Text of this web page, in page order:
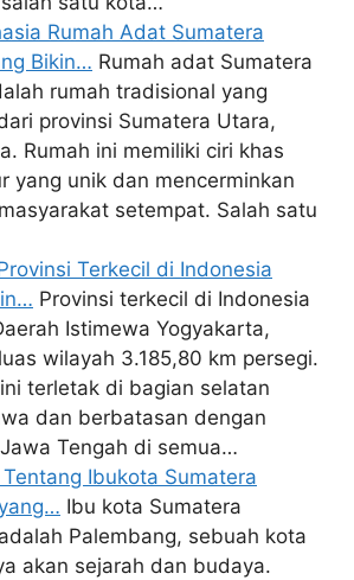
Rumah Adat Sumatera
Bikin… Rumah adat Sumatera
rumah tradisional yang
provinsi Sumatera Utara,
Rumah ini memiliki ciri khas
yang unik dan mencerminkan
setempat. Salah satu
Terkecil di Indonesia
Provinsi terkecil di Indonesia
Istimewa Yogyakarta,
wilayah 3.185,80 km persegi.
terletak di bagian selatan
dan berbatasan dengan
Tengah di semua…
Ibukota Sumatera
Ibu kota Sumatera
Palembang, sebuah kota
akan sejarah dan budaya.